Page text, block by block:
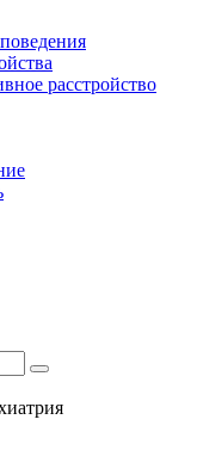
расстройство